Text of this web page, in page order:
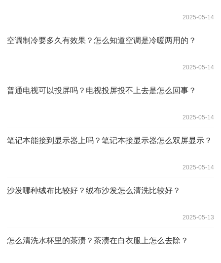
2025-05-14
空调制冷要多久有效果？怎么知道空调是冷暖两用的？
2025-05-14
普通电视可以投屏吗？电视投屏投不上去是怎么回事？
2025-05-14
笔记本能接到显示器上吗？笔记本接显示器怎么双屏显示？
2025-05-14
沙发哪种绒布比较好？绒布沙发怎么清洗比较好？
2025-05-13
怎么清洗水杯里的茶渍？茶渍在白衣服上怎么去除？